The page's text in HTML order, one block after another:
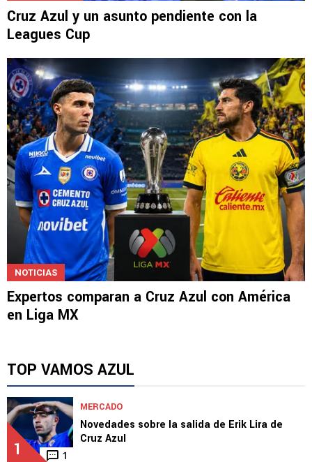
Cruz Azul y un asunto pendiente con la
Leagues Cup
NOTICIAS
Expertos comparan a Cruz Azul con América
en Liga MX
TOP VAMOS AZUL
1 1
MERCADO
Novedades sobre la salida de Erik Lira de
Cruz Azul